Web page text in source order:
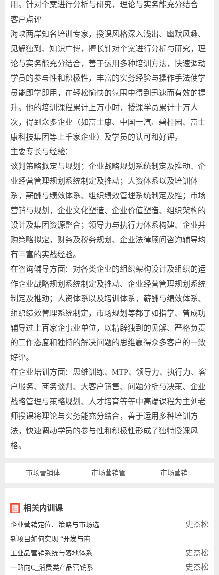
用。针对个案进行分析与研究，理论与实务能充分结合
客户点评
海峡两岸知名培训专家，授课风格深入浅出、幽默风趣、
见解独到、知识广博，擅长针对个案进行分析与研究，理
论与实务能充分结合，善于运用多种培训方法，快速调动
学员的参与性和积极性，丰富的实务经验与操作手法使学
员能即学即用，在轻松愉快的氛围中得到迅速而有效的提
升。他的培训课程累计上万小时，授课学员累计十万人
次，得到众多企业（如富士康、中国一汽、碧桂园、富士
康科技集团等上千家企业）及学员的认可和好评。
主要专长与经验：
谈判策略拟定与规划；企业战略规划系统制定及推动、企
业经营管理规划系统制定及推动；人资体系以及培训体
系，薪酬与绩效体系、组织绩效管理系统制定及推；市场
营销与规划，企业文化塑造、企业价值塑造、组织架构的
设计及集团资源整合；领导力与执行力体系构建、企业并
购策略拟定，财务及税务规划、企业法律顾问咨询辅导均
有丰富的实战经验。
在咨询辅导方面：对各类企业的组织架构设计及组织的运
作企业战略规划系统制定及推动、企业经营管理规划系统
制定及推动；人资体系以及培训体系，薪酬与绩效体系、
组织绩效管理系统制定，市场规划等都了如指掌、曾成功
辅导过上百家企事业单位，以精辟独到的见解、严格负责
的工作态度和独特的解决问题的思维赢得众多客户的一致
好评。
在企业培训方面：思维训练、MTP、领导力、执行力、客
户服务、商务谈判、大客户销售、问题分析与决策、企业
战略管理与策略规划、人才培育等等中高端课程为主刘老
师授课将理论与实务能充分结合，善于运用多种培训方
法，快速调动学员的参与性和积极性形成了独特授课风
格。
市场营销体 市场营销管 市场营销
相关内训课
企业营销定位、策略与市场选 史杰松
新项目如何实现 “开发与商
工业品营销系统与落地体系
史杰松
一路向C_消费类产品营销系 史杰松